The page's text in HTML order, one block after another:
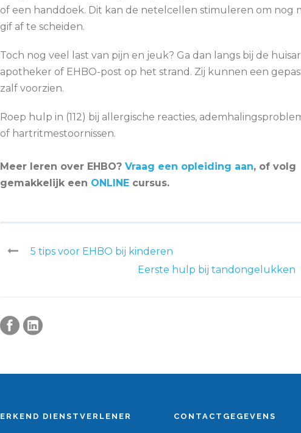
of een handdoek. Dit kan de netelcellen stimuleren om nog
gif af te scheiden.
Toch nog veel last van pijn en jeuk? Ga dan langs bij de
apotheker of EHBO-post op het strand. Zij kunnen een
zalf voorzien.
Roep hulp in (112) bij allergische reacties,
of hartritmestoornissen.
Meer leren over EHBO? Vraag een opleiding aan, of volg
gemakkelijk een ONLINE cursus.
5 tips voor EHBO bij kinderen
Eerste hulp bij tandongelukken
ERKEND DIENSTVERLENER CONTACTGEGEVENS